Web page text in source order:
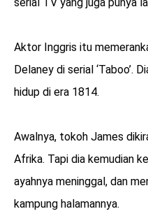
menarik
serial TV yang juga punya
Aktor Inggris itu
Delaney di serial ‘Taboo’.
hidup di era 1814.
Awalnya, tokoh James
Afrika. Tapi dia kemudian
ayahnya meninggal, dan
kampung halamannya.